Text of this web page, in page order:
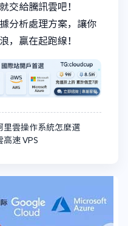
交給騰訊雲吧！
分析處理方案，讓你
，贏在起跑線！
里雲操作系統怎麼選
高速 VPS